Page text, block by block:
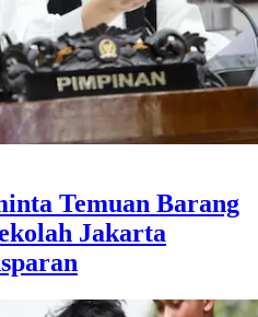
Temuan Barang
Jakarta